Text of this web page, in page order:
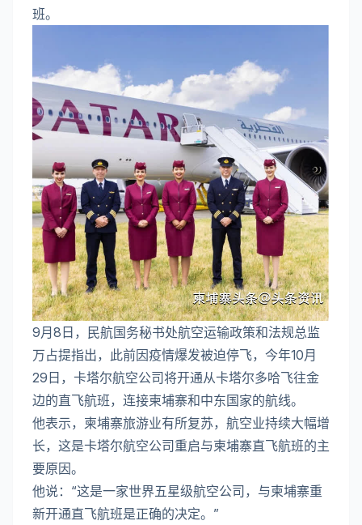
班。
9月8日，民航国务秘书处航空运输政策和法规总监
万占提指出，此前因疫情爆发被迫停飞，今年10月
29日，卡塔尔航空公司将开通从卡塔尔多哈飞往金
边的直飞航班，连接柬埔寨和中东国家的航线。
他表示，柬埔寨旅游业有所复苏，航空业持续大幅增
长，这是卡塔尔航空公司重启与柬埔寨直飞航班的主
要原因。
他说：“这是一家世界五星级航空公司，与柬埔寨重
新开通直飞航班是正确的决定。”